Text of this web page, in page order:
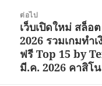
ต่อไป
เรื่อง
ต่อ
ไป:
เว็บเปิดใหม่ สล็
2026 รวมเกมทำ
ฟรี Top 15 by
มี.ค. 2026 คาสิโน